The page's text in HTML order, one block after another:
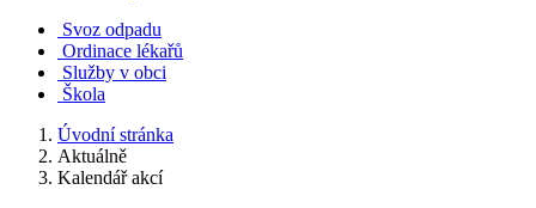
Svoz odpadu
Ordinace lékařů
Služby v obci
Škola
Úvodní stránka
Aktuálně
Kalendář akcí